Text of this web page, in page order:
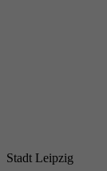
Stadt Leipzig